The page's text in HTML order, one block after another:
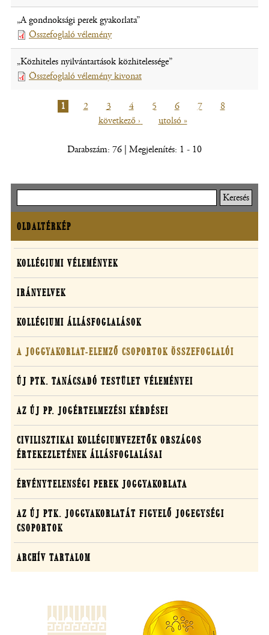
meg)
új
meg)
„A gondnoksági perek gyakorlata”
Összefoglaló vélemény(fájl,
új
ablakban
nyílik
„Közhiteles nyilvántartások közhitelessége”
Összefoglaló vélemény kivonat
ablakban
nyílik
Jelenlegi
1 Oldal
2 Oldal
3 Oldal
4 Oldal
5 Oldal
6 Oldal
7 Oldal
8
következő ›
Utolsó
utolsó »
Darabszám: 76 | Megjelenítés: 1 - 10
Oldaltérkép
OLDALTÉRKÉP
Kollégiumok
szakmai
anyagai
KOLLÉGIUMI VÉLEMÉNYEK
IRÁNYELVEK
KOLLÉGIUMI ÁLLÁSFOGLALÁSOK
A JOGGYAKORLAT-ELEMZŐ CSOPORTOK ÖSSZEFOGLALÓI
ÚJ PTK. TANÁCSADÓ TESTÜLET VÉLEMÉNYEI
AZ ÚJ PP. JOGÉRTELMEZÉSI KÉRDÉSEI
CIVILISZTIKAI KOLLÉGIUMVEZETŐK ORSZÁGOS
ÉRTEKEZLETÉNEK ÁLLÁSFOGLALÁSAI
ÉRVÉNYTELENSÉGI PEREK JOGGYAKORLATA
AZ ÚJ PTK. JOGGYAKORLATÁT FIGYELŐ JOGEGYSÉGI
CSOPORTOK
ARCHÍV TARTALOM